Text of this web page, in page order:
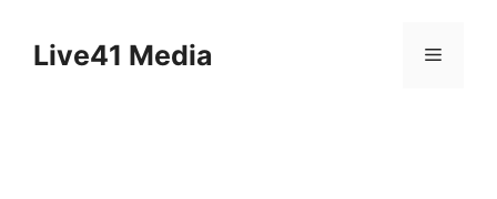
contentLive41 Media Menu